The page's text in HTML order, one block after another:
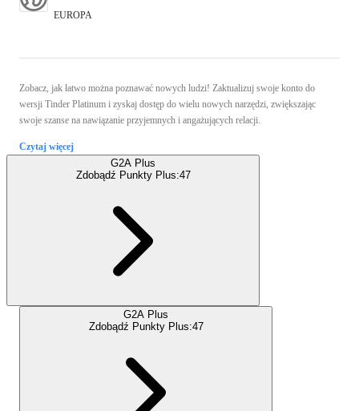
EUROPA
Zobacz, jak łatwo można poznawać nowych ludzi! Zaktualizuj swoje konto do
wersji Tinder Platinum i zyskaj dostęp do wielu nowych narzędzi, zwiększając
swoje szanse na nawiązanie przyjemnych i angażujących relacji.
Czytaj więcej
G2A Plus
Zdobądź Punkty Plus:47
G2A Plus
Zdobądź Punkty Plus:47